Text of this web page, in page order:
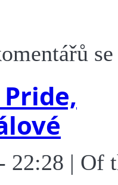
22:28 | Of